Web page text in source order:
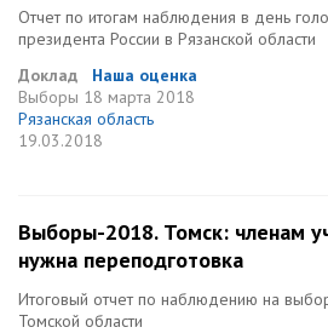
Отчет по итогам наблюдения в день
президента России в Рязанской области
Доклад
Наша оценка
Выборы 18 марта 2018
Рязанская область
19.03.2018
Выборы-2018. Томск: членам
нужна переподготовка
Итоговый отчет по наблюдению на
Томской области